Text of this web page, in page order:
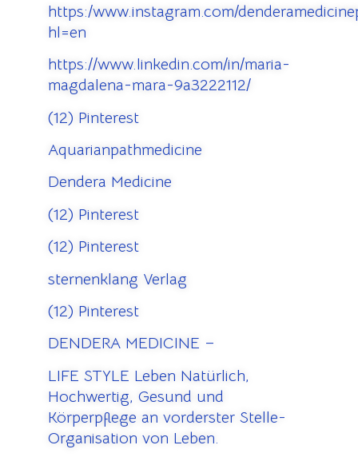
https:/www.instagram.com/
hl=en
https://www.linkedin.com/in/maria-
magdalena-mara-9a3222112/
(12) Pinterest
Aquarianpathmedicine
Dendera Medicine
(12) Pinterest
(12) Pinterest
sternenklang Verlag
(12) Pinterest
DENDERA MEDICINE –
LIFE STYLE Leben Natürlich,
Hochwertig, Gesund und
Körperpflege an vorderster Stelle-
Organisation von Leben.